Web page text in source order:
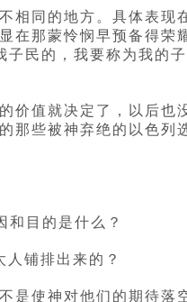
相同的地方。具体表
在那蒙怜悯早预备得
民的，我要称为我的
价值就决定了，以后
那些被神弃绝的以色
目的是什么？
人铺排出来的？
使神对他们的期待落